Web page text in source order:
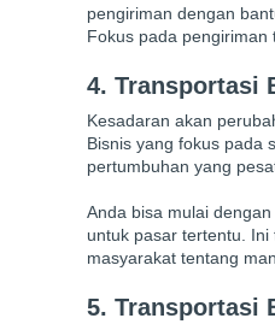
pengiriman dengan
Fokus pada pengiriman
4. Transportasi
Kesadaran akan
Bisnis yang fokus pada
pertumbuhan yang
Anda bisa mulai
untuk pasar tertentu.
masyarakat tentang
5. Transportasi